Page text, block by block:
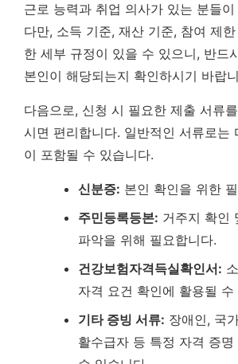
근로 능력과 취업 의사가 있는 분들
다만, 소득 기준, 재산 기준, 참여 제
한 세부 규정이 있을 수 있으니, 반드
본인이 해당되는지 확인하시기 바랍
다음으로, 신청 시 필요한 제출 서류
시면 편리합니다. 일반적인 서류로는
이 포함될 수 있습니다.
신분증: 본인 확인을 위한
주민등록등본: 거주지 확인
파악을 위해 필요합니다.
건강보험자격득실확인서:
자격 요건 확인에 활용될 수
기타 증빙 서류: 장애인, 국
활수급자 등 특정 자격 증명